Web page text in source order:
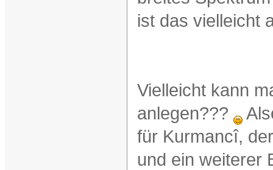
ist das vielleicht
Vielleicht kann
anlegen???
für Kurmancî,
und ein weiterer